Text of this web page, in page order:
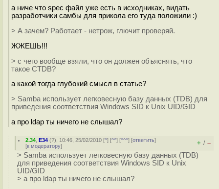
а ниче что spec файл уже есть в исходниках, видать
разработчики самбы для прикола его туда положили :)
> А зачем? Работает - нетрож, глючит проверяй.
ЖЖЕШЬ!!!
> с чего вообще взяли, что он должен объяснять, что
такое CTDB?
а какой тогда глубокий смысл в статье?
> Samba использует легковесную базу данных (TDB) для
приведения соответствия Windows SID к Unix UID/GID
а про ldap ты ничего не слышал?
2.34 ,E34 (?), 10:46, 25/02/2010 [^] [^^] [^^^] [ответить]
[к модератору] + / –
> Samba использует легковесную базу данных (TDB)
для приведения соответствия Windows SID к Unix
UID/GID
> а про ldap ты ничего не слышал?